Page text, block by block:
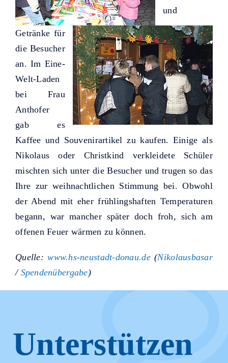
und
Getränke für
die Besucher
an. Im Eine-
Welt-Laden
bei Frau
Anthofer
gab es
Kaffee und Souvenirartikel zu kaufen. Einige als
Nikolaus oder Christkind verkleidete Schüler
mischten sich unter die Besucher und trugen so das
Ihre zur weihnachtlichen Stimmung bei. Obwohl
der Abend mit eher frühlingshaften Temperaturen
begann, war mancher später doch froh, sich am
offenen Feuer wärmen zu können.
Quelle:www.hs-neustadt-donau.de(Nikolausbasar
/ Spendenübergabe)
Unterstützen